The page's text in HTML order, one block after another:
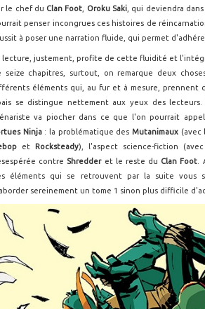
le chef du Clan Foot Oroku Saki , qui deviendra
penser incongrues ces histoires de
à poser une narration fluide, qui permet
lecture, justement, profite de cette fluidité et
seize chapitres, surtout, on remarque deux
éléments qui, au fur et à mesure, prennent
se distingue nettement aux yeux des
va piocher dans ce que l'on pourrait
Ninja : la problématique desMutanimaux (avec
et Rocksteady), l'aspect science-fiction (avec
contre Shredder et le reste du Clan Foot
éléments qui se retrouvent par la suite vous
sereinement un tome 1 sinon plus difficile